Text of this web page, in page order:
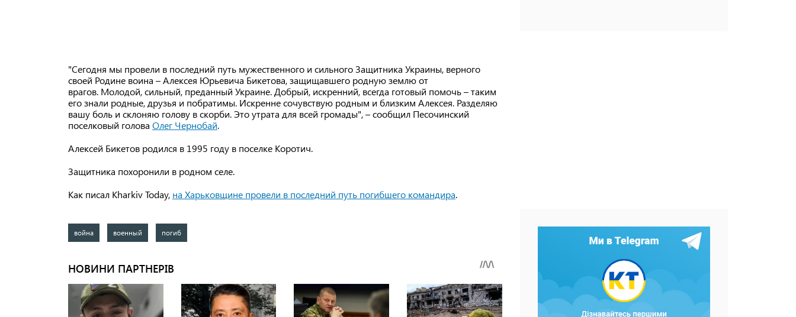
"Сегодня мы провели в последний путь мужественного и сильного Защитника Украины, верного
своей Родине воина – Алексея Юрьевича Бикетова, защищавшего родную землю от
врагов. Молодой, сильный, преданный Украине. Добрый, искренний, всегда готовый помочь – таким
его знали родные, друзья и побратимы. Искренне сочувствую родным и близким Алексея. Разделяю
вашу боль и склоняю голову в скорби. Это утрата для всей громады", – сообщил Песочинский
поселковый голова Олег Чернобай.
Алексей Бикетов родился в 1995 году в поселке Коротич.
Защитника похоронили в родном селе.
Как писал Kharkiv Today, на Харьковщине провели в последний путь погибшего командира.
война военный погиб